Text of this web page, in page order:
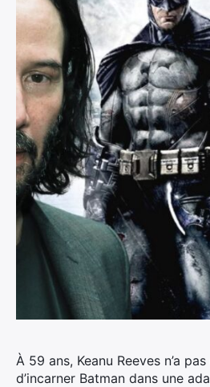
À 59 ans, Keanu Reeves n’a
d’incarner Batman dans une